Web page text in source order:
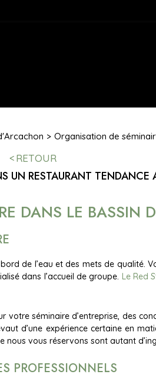
Organisation de
RETOUR
UN RESTAURANT TENDANCE
DANS LE BASSIN
de l’eau et des mets de qualité.
dans l’accueil de groupe. Le Red
votre séminaire d’entreprise, des
d’une expérience certaine en
nous vous réservons sont autant
PROFESSIONNELS